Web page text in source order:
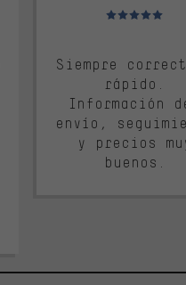
Valoración
Siempre
rápido.
Información
envío,
y precios
buenos.